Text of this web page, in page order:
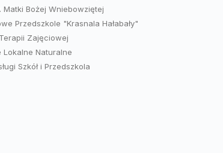
Matki Bożej Wniebowziętej
Przedszkole "Krasnala Hałabały"
Zajęciowej
Lokalne Naturalne
Szkół i Przedszkola